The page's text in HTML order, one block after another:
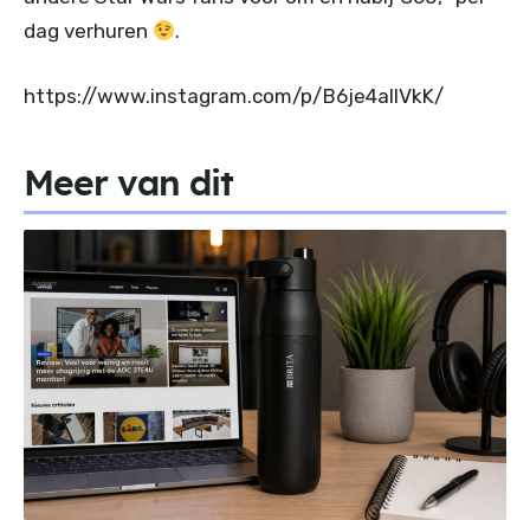
dag verhuren
.
https://www.instagram.com/p/B6je4allVkK/
Meer van dit